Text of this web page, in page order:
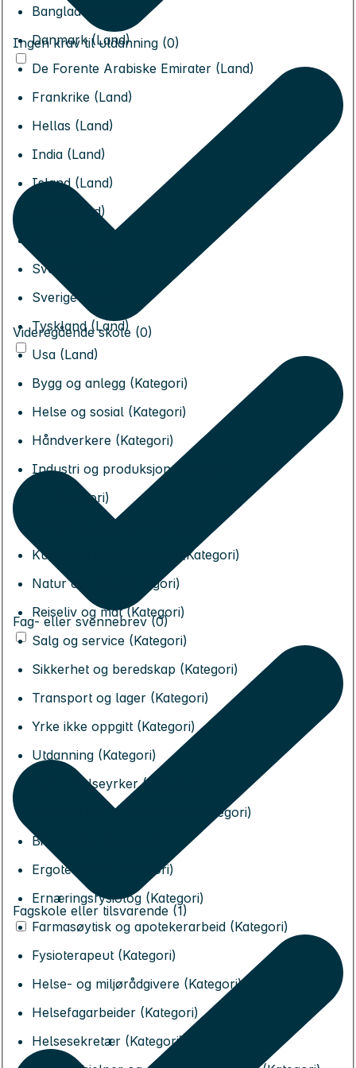
Bangladesh (Land)
Danmark (Land)
De Forente Arabiske Emirater (Land)
Frankrike (Land)
Hellas (Land)
India (Land)
Island (Land)
Italia (Land)
Sveits (Land)
Sverige (Land)
Tyskland (Land)
Usa (Land)
Bygg og anlegg (Kategori)
Helse og sosial (Kategori)
Håndverkere (Kategori)
Industri og produksjon (Kategori)
IT (Kategori)
Kultur og kreative yrker (Kategori)
Natur og miljø (Kategori)
Reiseliv og mat (Kategori)
Salg og service (Kategori)
Sikkerhet og beredskap (Kategori)
Transport og lager (Kategori)
Yrke ikke oppgitt (Kategori)
Utdanning (Kategori)
Andre helseyrker (Kategori)
Audiografer og logopeder (Kategori)
Bioingeniør (Kategori)
Ergoterapeut (Kategori)
Ernæringsfysiolog (Kategori)
Farmasøytisk og apotekerarbeid (Kategori)
Fysioterapeut (Kategori)
Helse- og miljørådgivere (Kategori)
Helsefagarbeider (Kategori)
Helsesekretær (Kategori)
Ingen krav til utdanning (0)
Videregående skole (0)
Fag- eller svennebrev (0)
Fagskole eller tilsvarende (1)